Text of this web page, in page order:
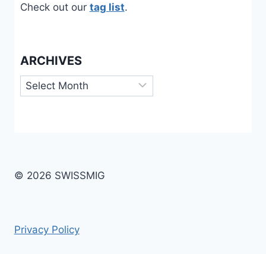
Check out our tag list.
ARCHIVES
Archives
© 2026 SWISSMIG
Privacy Policy